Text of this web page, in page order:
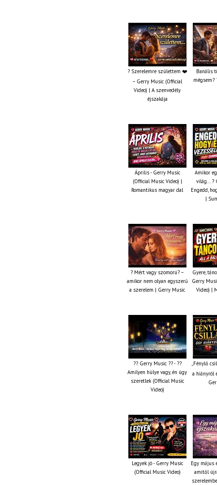
? Szerelemre születtem ❤️
– Gerry Music (Official
Video) | A szenvedély
éjszakája
Banális
mégsem?
Április - Gerry Music
(Official Music Video) |
Romantikus magyar dal
Amikor
világ... ?
Engedd,
|
? Mért vagy szomorú? –
amikor nem olyan egyszerű
a szerelem | Gerry Music
Gyere,
Gerry
Video) |
?? Gerry Music ?? - ??
Amilyen hülye vagy, én úgy
szeretlek (Official Music
Video)
„Fénylő
a hiányról
Legyek jó - Gerry Music
(Official Music Video)
Egy május
amitől